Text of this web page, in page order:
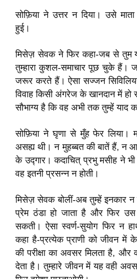
सोफ़िया ने उत्तर न दिया। उसे
हुई।
मिसेज़ सेवक ने फिर कहा-जब से तुम
तुम्हारा कुशल-समाचार पूछ चुके हैं।
जरूर करते हैं। ऐसा सज्जन
विवाह किसी अंगरेज के खानदान में हो
सौभाग्य है कि वह अभी तक तुम्हें याद
सोफ़िया ने घृणा से मुँह फेर लिया।
असह्य थी। न मुहब्बत की बातें हैं, न
के उद्गार। कदाचित् प्रभु मसीह ने भी
वह इतनी प्रसन्न न होती।
मिसेज़ सेवक बोलीं-अब तुम्हें इनकार न
प्रेम ठंडा हो जाता है और फिर
सकती। ऐसा स्वर्ण-सुयोग फिर न
कहा है-प्रत्येक प्राणी को जीवन में
की परीक्षा का अवसर मिलता है, और
देता है। तुम्हारे जीवन में यह वही